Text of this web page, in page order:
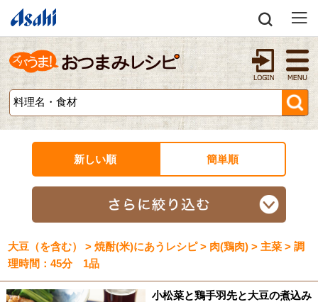
新しい順 簡単順
大豆（を含む） > 焼酎(米)にあうレシピ > 肉(鶏肉) > 主菜 > 調
理時間：45分 1品
小松菜と鶏手羽先と大豆の煮込み